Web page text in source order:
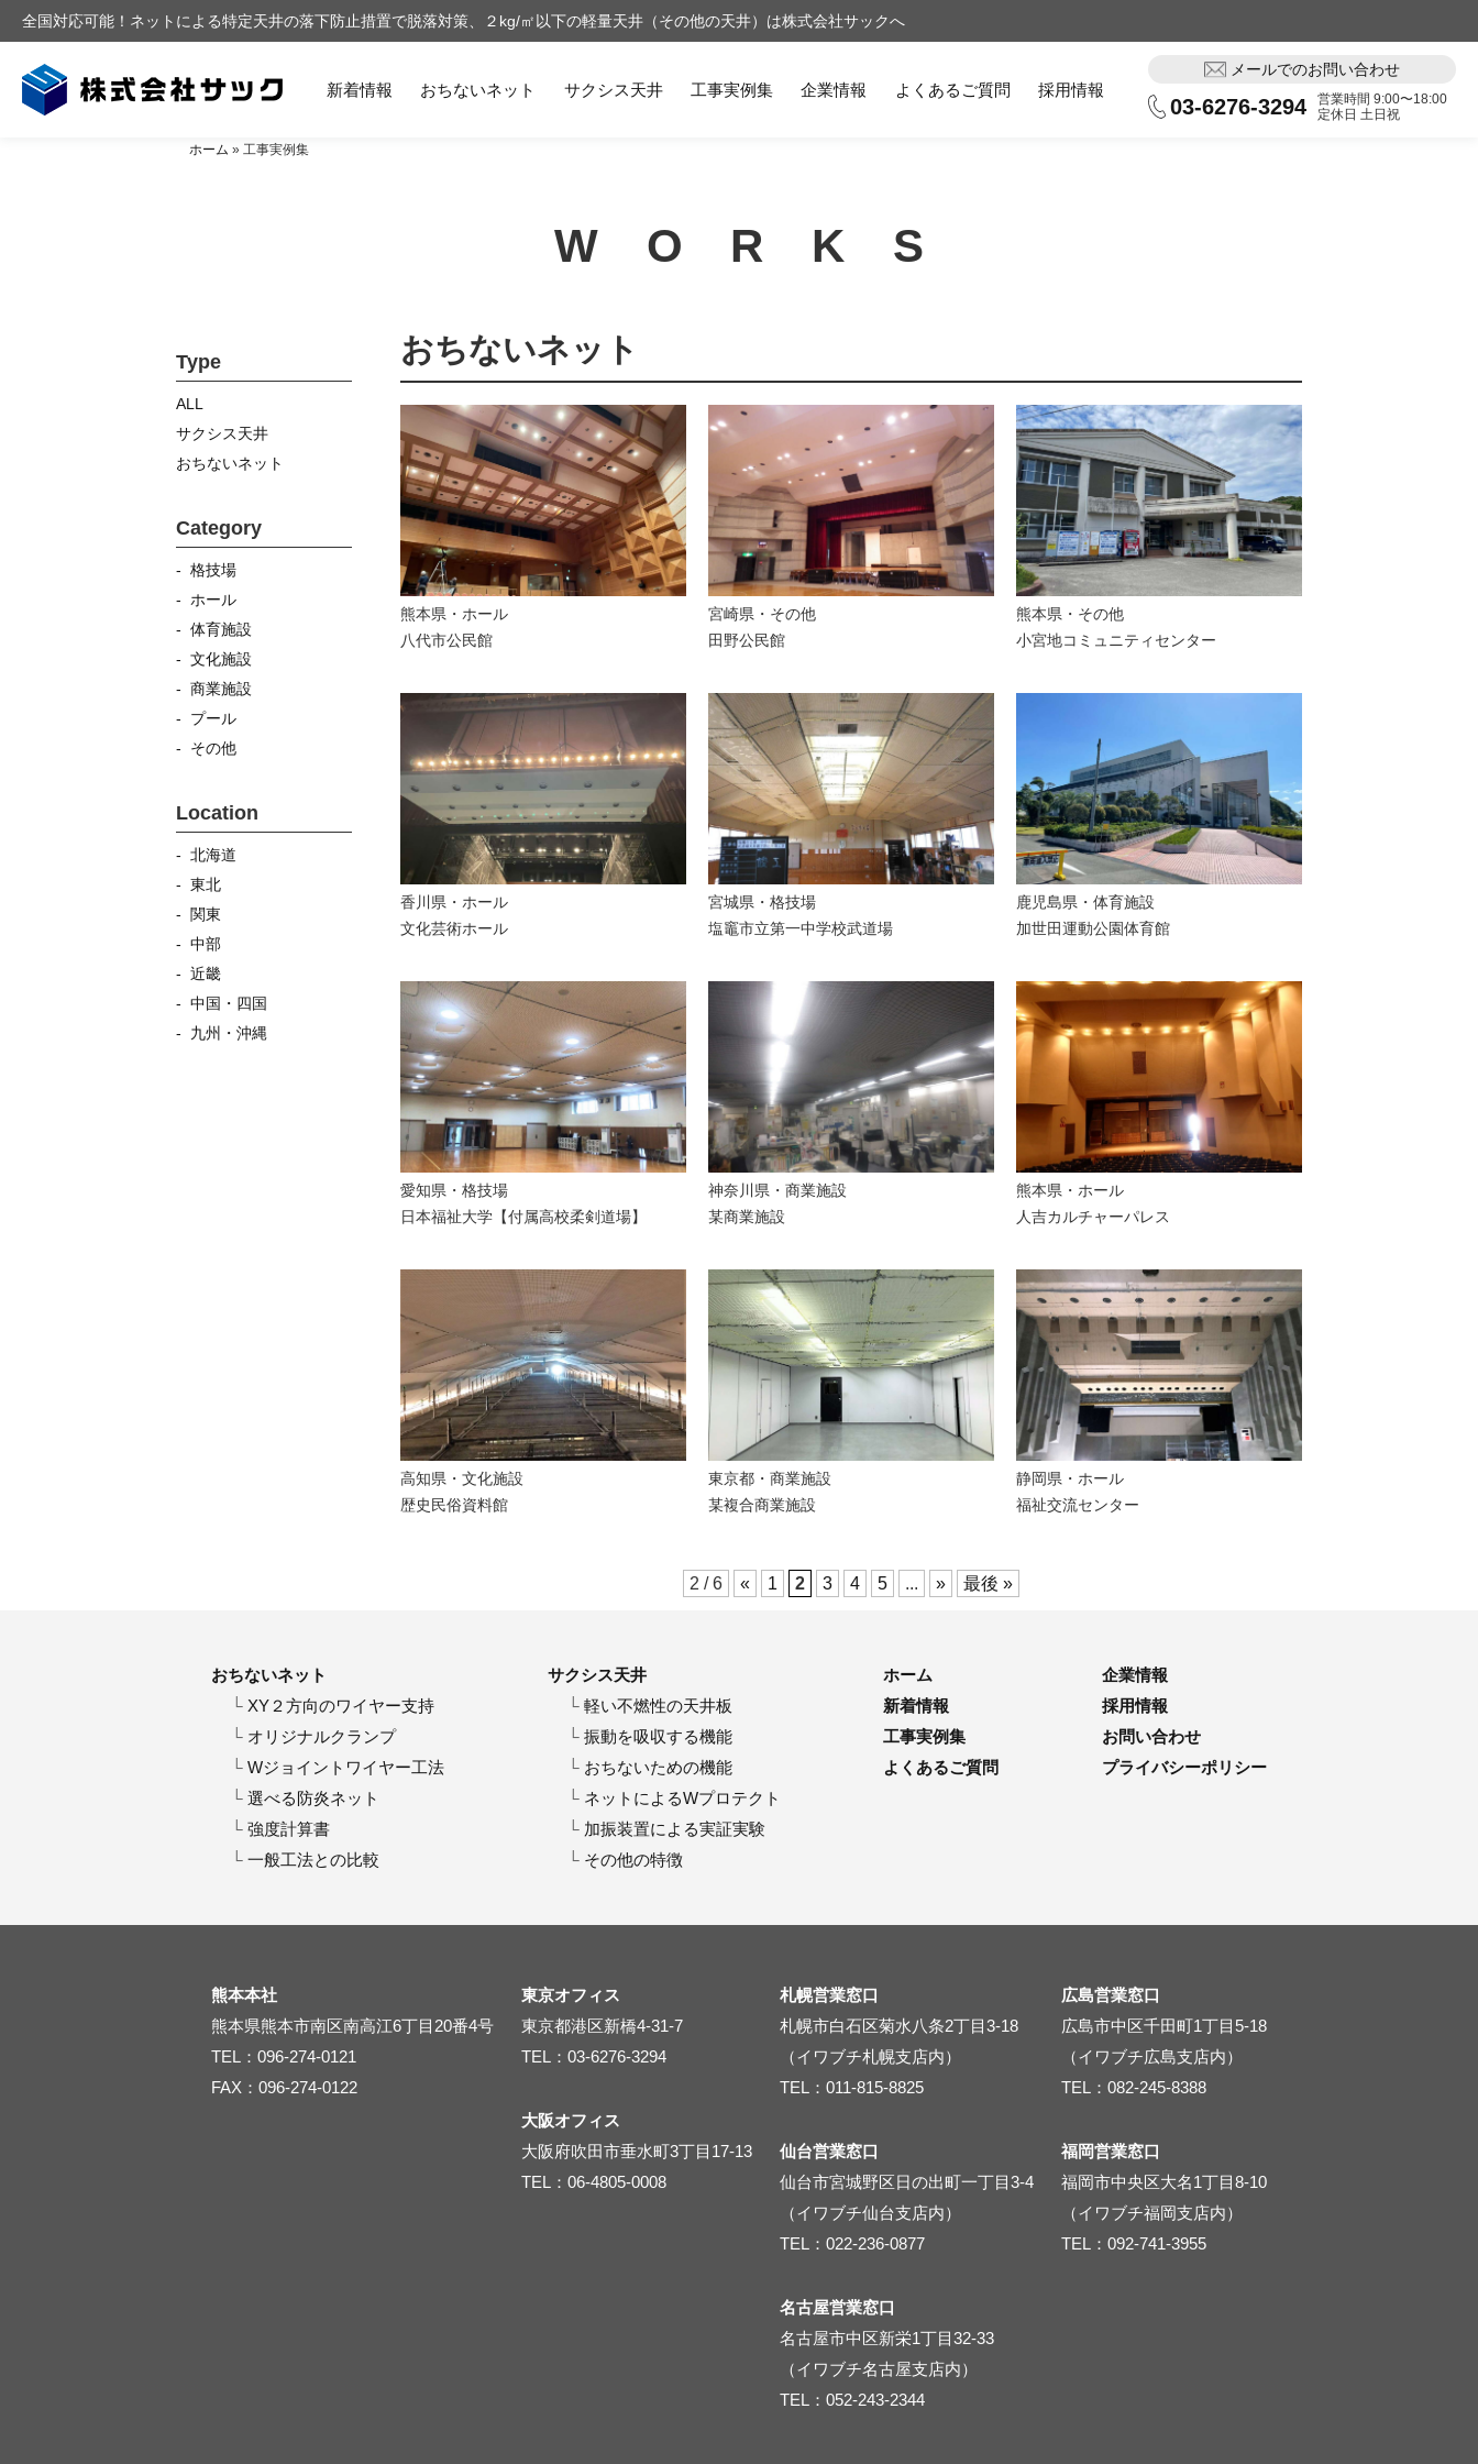
全国対応可能！ネットによる特定天井の落下防止措置で脱落対策、２kg/㎡以下の軽量天井（その他の天井）は株式会社サックへ
新着情報 おちないネット サクシス天井 工事実例集 企業情報 よくあるご質問 採用情報
メールでのお問い合わせ
03-6276-3294
営業時間 9:00〜18:00
定休日 土日祝
ホーム » 工事実例集
WORKS
おちないネット
熊本県・ ホール
八代市公民館
宮崎県・ その他
田野公民館
熊本県・ その他
小宮地コミュニティセンター
香川県・ ホール
文化芸術ホール
宮城県・ 格技場
塩竈市立第一中学校武道場
鹿児島県・ 体育施設
加世田運動公園体育館
愛知県・ 格技場
日本福祉大学【付属高校柔剣道場】
神奈川県・ 商業施設
某商業施設
熊本県・ ホール
人吉カルチャーパレス
高知県・ 文化施設
歴史民俗資料館
東京都・ 商業施設
某複合商業施設
静岡県・ ホール
福祉交流センター
2 / 6 « 1 2 3 4 5 ... » 最後 »
Type
ALL
サクシス天井
おちないネット
Category
- 格技場
- ホール
- 体育施設
- 文化施設
- 商業施設
- プール
- その他
Location
- 北海道
- 東北
- 関東
- 中部
- 近畿
- 中国・四国
- 九州・沖縄
おちないネット
XY２方向のワイヤー支持
オリジナルクランプ
Wジョイントワイヤー工法
選べる防炎ネット
強度計算書
一般工法との比較
サクシス天井
軽い不燃性の天井板
振動を吸収する機能
おちないための機能
ネットによるWプロテクト
加振装置による実証実験
その他の特徴
ホーム
新着情報
工事実例集
よくあるご質問
企業情報
採用情報
お問い合わせ
プライバシーポリシー
熊本本社
熊本県熊本市南区南高江6丁目20番4号
TEL：096-274-0121
FAX：096-274-0122
東京オフィス
東京都港区新橋4-31-7
TEL：03-6276-3294
大阪オフィス
大阪府吹田市垂水町3丁目17-13
TEL：06-4805-0008
札幌営業窓口
札幌市白石区菊水八条2丁目3-18
（イワブチ札幌支店内）
TEL：011-815-8825
仙台営業窓口
仙台市宮城野区日の出町一丁目3-4
（イワブチ仙台支店内）
TEL：022-236-0877
名古屋営業窓口
名古屋市中区新栄1丁目32-33
（イワブチ名古屋支店内）
TEL：052-243-2344
広島営業窓口
広島市中区千田町1丁目5-18
（イワブチ広島支店内）
TEL：082-245-8388
福岡営業窓口
福岡市中央区大名1丁目8-10
（イワブチ福岡支店内）
TEL：092-741-3955